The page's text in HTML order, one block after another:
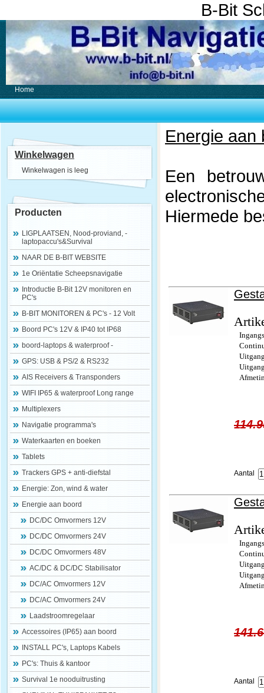
B-Bit
Home
Winkelwagen
Winkelwagen is leeg
Producten
LIGPLAATSEN, Nood-proviand, -
laptopaccu's&Survival
NAAR DE B-BIT WEBSITE
1e Oriëntatie Scheepsnavigatie
Introductie B-Bit 12V monitoren en
PC's
B-BIT MONITOREN & PC's - 12 Volt
Boord PC's 12V & IP40 tot IP68
boord-laptops & waterproof -
GPS: USB & PS/2 & RS232
AIS Receivers & Transponders
WIFI IP65 & waterproof Long range
Multiplexers
Navigatie programma's
Waterkaarten en boeken
Tablets
Trackers GPS + anti-diefstal
Energie: Zon, wind & water
Energie aan boord
DC/DC Omvormers 12V
DC/DC Omvormers 24V
DC/DC Omvormers 48V
AC/DC & DC/DC Stabilisator
DC/AC Omvormers 12V
DC/AC Omvormers 24V
Laadstroomregelaar
Accessoires (IP65) aan boord
INSTALL PC's, Laptops Kabels
PC's: Thuis & kantoor
Survival 1e nooduitrusting
Energie aan
Een
Hiermede
Aantal
Aantal